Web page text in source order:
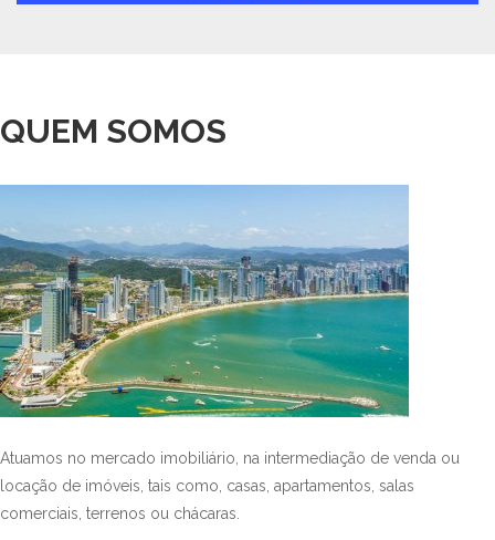
QUEM SOMOS
Atuamos no mercado imobiliário, na intermediação de venda ou
locação de imóveis, tais como, casas, apartamentos, salas
comerciais, terrenos ou chácaras.